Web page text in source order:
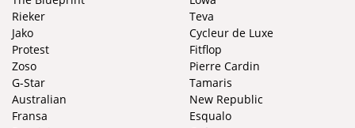
Rieker
Jako
Protest
Zoso
Teva
Cycleur de Luxe
Fitflop
Pierre Cardin
G-Star
Australian
Fransa
Tamaris
New Republic
Esqualo